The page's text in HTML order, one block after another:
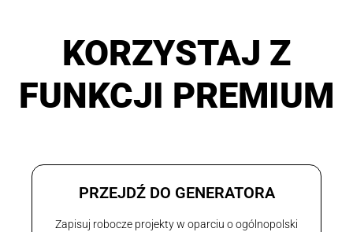
KORZYSTAJ Z
FUNKCJI PREMIUM
PRZEJDŹ DO GENERATORA
Zapisuj robocze projekty w oparciu o ogólnopolski